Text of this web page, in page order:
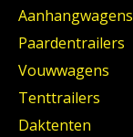
Aanhangwagens
Paardentrailers
Vouwwagens
Tenttrailers
Daktenten